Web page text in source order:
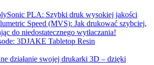
PLA: Szybki druk wysokiej jakości
Speed (MVS): Jak drukować szybciej,
do niedostatecznego wytłaczania!
3DJAKE Tabletop Resin
działanie swojej drukarki 3D – dzięki